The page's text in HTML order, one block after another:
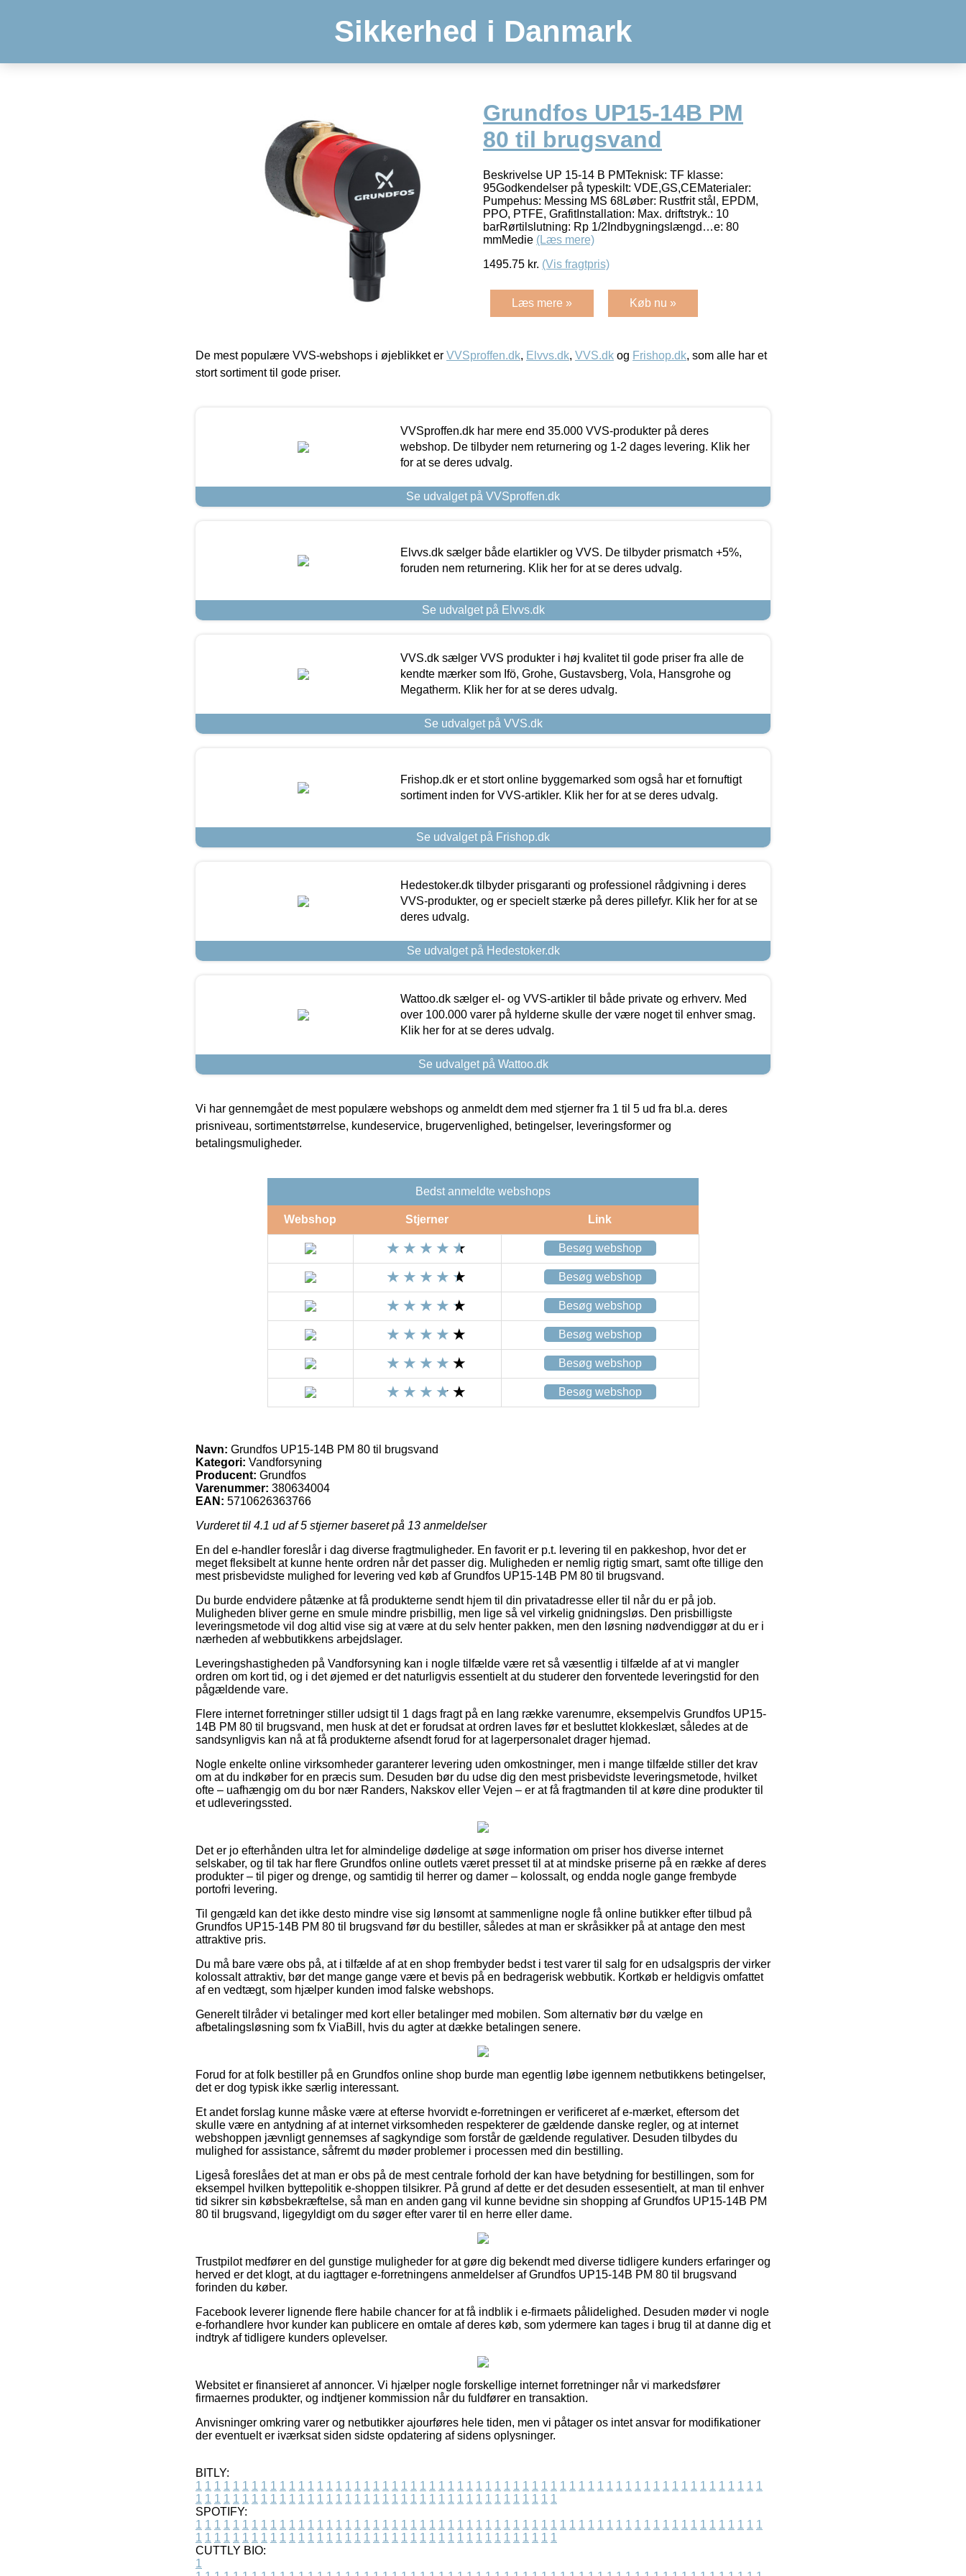
Sikkerhed i Danmark
Grundfos UP15-14B PM
80 til brugsvand
Beskrivelse UP 15-14 B PMTeknisk: TF klasse:
95Godkendelser på typeskilt: VDE,GS,CEMaterialer:
Pumpehus: Messing MS 68Løber: Rustfrit stål, EPDM,
PPO, PTFE, GrafitInstallation: Max. driftstryk.: 10
barRørtilslutning: Rp 1/2Indbygningslængd…e: 80
mmMedie (Læs mere)
1495.75 kr. (Vis fragtpris)
Læs mere » Køb nu »
De mest populære VVS-webshops i øjeblikket er VVSproffen.dk, Elvvs.dk, VVS.dk og Frishop.dk, som alle har et
stort sortiment til gode priser.
VVSproffen.dk har mere end 35.000 VVS-produkter på deres
webshop. De tilbyder nem returnering og 1-2 dages levering. Klik her
for at se deres udvalg.
Se udvalget på VVSproffen.dk
Elvvs.dk sælger både elartikler og VVS. De tilbyder prismatch +5%,
foruden nem returnering. Klik her for at se deres udvalg.
Se udvalget på Elvvs.dk
VVS.dk sælger VVS produkter i høj kvalitet til gode priser fra alle de
kendte mærker som Ifö, Grohe, Gustavsberg, Vola, Hansgrohe og
Megatherm. Klik her for at se deres udvalg.
Se udvalget på VVS.dk
Frishop.dk er et stort online byggemarked som også har et fornuftigt
sortiment inden for VVS-artikler. Klik her for at se deres udvalg.
Se udvalget på Frishop.dk
Hedestoker.dk tilbyder prisgaranti og professionel rådgivning i deres
VVS-produkter, og er specielt stærke på deres pillefyr. Klik her for at se
deres udvalg.
Se udvalget på Hedestoker.dk
Wattoo.dk sælger el- og VVS-artikler til både private og erhverv. Med
over 100.000 varer på hylderne skulle der være noget til enhver smag.
Klik her for at se deres udvalg.
Se udvalget på Wattoo.dk
Vi har gennemgået de mest populære webshops og anmeldt dem med stjerner fra 1 til 5 ud fra bl.a. deres
prisniveau, sortimentstørrelse, kundeservice, brugervenlighed, betingelser, leveringsformer og
betalingsmuligheder.
Bedst anmeldte webshops
Webshop Stjerner Link
Besøg webshop
Besøg webshop
Besøg webshop
Besøg webshop
Besøg webshop
Besøg webshop
Navn: Grundfos UP15-14B PM 80 til brugsvand
Kategori: Vandforsyning
Producent: Grundfos
Varenummer: 380634004
EAN: 5710626363766
Vurderet til 4.1 ud af 5 stjerner baseret på 13 anmeldelser
En del e-handler foreslår i dag diverse fragtmuligheder. En favorit er p.t. levering til en pakkeshop, hvor det er
meget fleksibelt at kunne hente ordren når det passer dig. Muligheden er nemlig rigtig smart, samt ofte tillige den
mest prisbevidste mulighed for levering ved køb af Grundfos UP15-14B PM 80 til brugsvand.
Du burde endvidere påtænke at få produkterne sendt hjem til din privatadresse eller til når du er på job.
Muligheden bliver gerne en smule mindre prisbillig, men lige så vel virkelig gnidningsløs. Den prisbilligste
leveringsmetode vil dog altid vise sig at være at du selv henter pakken, men den løsning nødvendiggør at du er i
nærheden af webbutikkens arbejdslager.
Leveringshastigheden på Vandforsyning kan i nogle tilfælde være ret så væsentlig i tilfælde af at vi mangler
ordren om kort tid, og i det øjemed er det naturligvis essentielt at du studerer den forventede leveringstid for den
pågældende vare.
Flere internet forretninger stiller udsigt til 1 dags fragt på en lang række varenumre, eksempelvis Grundfos UP15-
14B PM 80 til brugsvand, men husk at det er forudsat at ordren laves før et besluttet klokkeslæt, således at de
sandsynligvis kan nå at få produkterne afsendt forud for at lagerpersonalet drager hjemad.
Nogle enkelte online virksomheder garanterer levering uden omkostninger, men i mange tilfælde stiller det krav
om at du indkøber for en præcis sum. Desuden bør du udse dig den mest prisbevidste leveringsmetode, hvilket
ofte – uafhængig om du bor nær Randers, Nakskov eller Vejen – er at få fragtmanden til at køre dine produkter til
et udleveringssted.
Det er jo efterhånden ultra let for almindelige dødelige at søge information om priser hos diverse internet
selskaber, og til tak har flere Grundfos online outlets været presset til at at mindske priserne på en række af deres
produkter – til piger og drenge, og samtidig til herrer og damer – kolossalt, og endda nogle gange frembyde
portofri levering.
Til gengæld kan det ikke desto mindre vise sig lønsomt at sammenligne nogle få online butikker efter tilbud på
Grundfos UP15-14B PM 80 til brugsvand før du bestiller, således at man er skråsikker på at antage den mest
attraktive pris.
Du må bare være obs på, at i tilfælde af at en shop frembyder bedst i test varer til salg for en udsalgspris der virker
kolossalt attraktiv, bør det mange gange være et bevis på en bedragerisk webbutik. Kortkøb er heldigvis omfattet
af en vedtægt, som hjælper kunden imod falske webshops.
Generelt tilråder vi betalinger med kort eller betalinger med mobilen. Som alternativ bør du vælge en
afbetalingsløsning som fx ViaBill, hvis du agter at dække betalingen senere.
Forud for at folk bestiller på en Grundfos online shop burde man egentlig løbe igennem netbutikkens betingelser,
det er dog typisk ikke særlig interessant.
Et andet forslag kunne måske være at efterse hvorvidt e-forretningen er verificeret af e-mærket, eftersom det
skulle være en antydning af at internet virksomheden respekterer de gældende danske regler, og at internet
webshoppen jævnligt gennemses af sagkyndige som forstår de gældende regulativer. Desuden tilbydes du
mulighed for assistance, såfremt du møder problemer i processen med din bestilling.
Ligeså foreslåes det at man er obs på de mest centrale forhold der kan have betydning for bestillingen, som for
eksempel hvilken byttepolitik e-shoppen tilsikrer. På grund af dette er det desuden essesentielt, at man til enhver
tid sikrer sin købsbekræftelse, så man en anden gang vil kunne bevidne sin shopping af Grundfos UP15-14B PM
80 til brugsvand, ligegyldigt om du søger efter varer til en herre eller dame.
Trustpilot medfører en del gunstige muligheder for at gøre dig bekendt med diverse tidligere kunders erfaringer og
herved er det klogt, at du iagttager e-forretningens anmeldelser af Grundfos UP15-14B PM 80 til brugsvand
forinden du køber.
Facebook leverer lignende flere habile chancer for at få indblik i e-firmaets pålidelighed. Desuden møder vi nogle
e-forhandlere hvor kunder kan publicere en omtale af deres køb, som ydermere kan tages i brug til at danne dig et
indtryk af tidligere kunders oplevelser.
Websitet er finansieret af annoncer. Vi hjælper nogle forskellige internet forretninger når vi markedsfører
firmaernes produkter, og indtjener kommission når du fuldfører en transaktion.
Anvisninger omkring varer og netbutikker ajourføres hele tiden, men vi påtager os intet ansvar for modifikationer
der eventuelt er iværksat siden sidste opdatering af sidens oplysninger.
BITLY:
1 1 1 1 1 1 1 1 1 1 1 1 1 1 1 1 1 1 1 1 1 1 1 1 1 1 1 1 1 1 1 1 1 1 1 1 1 1 1 1 1 1 1 1 1 1 1 1 1 1 1 1 1 1 1 1 1 1 1 1 1
1 1 1 1 1 1 1 1 1 1 1 1 1 1 1 1 1 1 1 1 1 1 1 1 1 1 1 1 1 1 1 1 1 1 1 1 1 1 1
SPOTIFY:
1 1 1 1 1 1 1 1 1 1 1 1 1 1 1 1 1 1 1 1 1 1 1 1 1 1 1 1 1 1 1 1 1 1 1 1 1 1 1 1 1 1 1 1 1 1 1 1 1 1 1 1 1 1 1 1 1 1 1 1 1
1 1 1 1 1 1 1 1 1 1 1 1 1 1 1 1 1 1 1 1 1 1 1 1 1 1 1 1 1 1 1 1 1 1 1 1 1 1 1
CUTTLY BIO:
1